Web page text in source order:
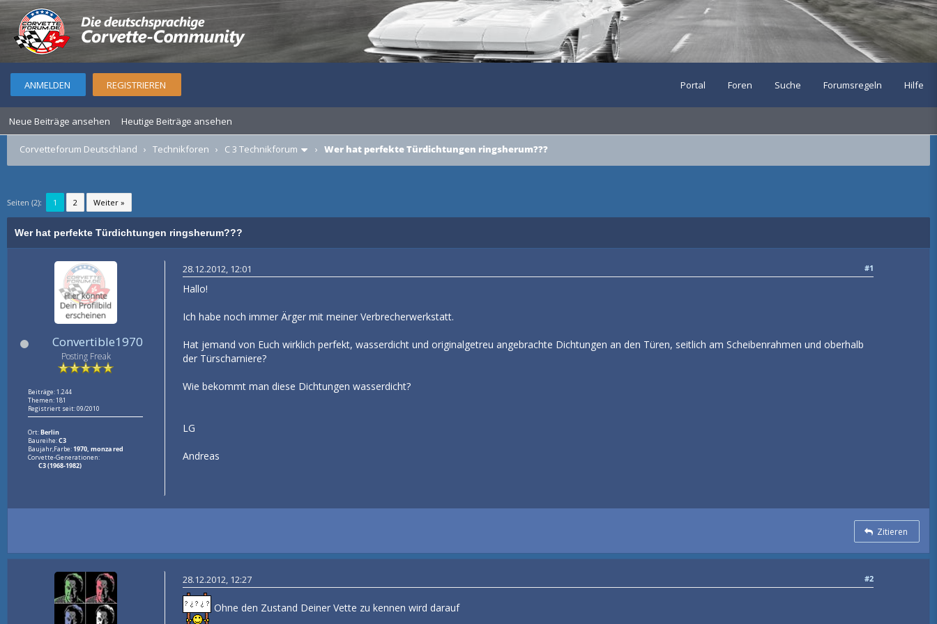
ANMELDEN REGISTRIEREN Portal Foren Suche Forumsregeln Hilfe
Neue Beiträge ansehen Heutige Beiträge ansehen
Corvetteforum Deutschland › Technikforen › C 3 Technikforum › Wer hat perfekte Türdichtungen ringsherum???
Seiten (2): 1 2 Weiter »
Wer hat perfekte Türdichtungen ringsherum???
Convertible1970
Posting Freak
Beiträge: 1.244
Themen: 181
Registriert seit: 09/2010
Ort:Berlin
Baureihe:C3
Baujahr,Farbe:1970, monza red
Corvette-Generationen:
C3 (1968-1982)
#1
28.12.2012, 12:01
Hallo!
Ich habe noch immer Ärger mit meiner Verbrecherwerkstatt.
Hat jemand von Euch wirklich perfekt, wasserdicht und originalgetreu angebrachte Dichtungen an den Türen, seitlich am Scheibenrahmen und oberhalb
der Türscharniere?
Wie bekommt man diese Dichtungen wasserdicht?
LG
Andreas
Zitieren
#2
28.12.2012, 12:27
Ohne den Zustand Deiner Vette zu kennen wird darauf